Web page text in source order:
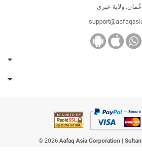
ولاية عبري
Aafaq Asia Corporation |
2026 ©